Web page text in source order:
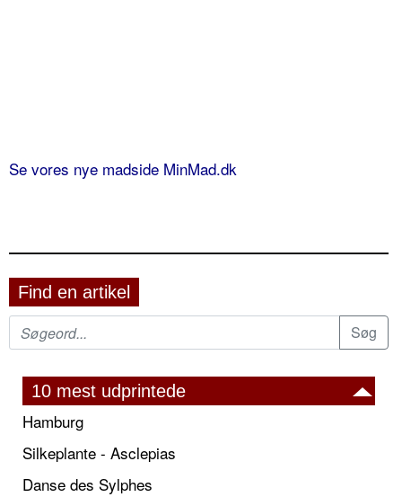
Se vores nye madside MinMad.dk
Find en artikel
10 mest udprintede
Hamburg
Silkeplante - Asclepias
Danse des Sylphes